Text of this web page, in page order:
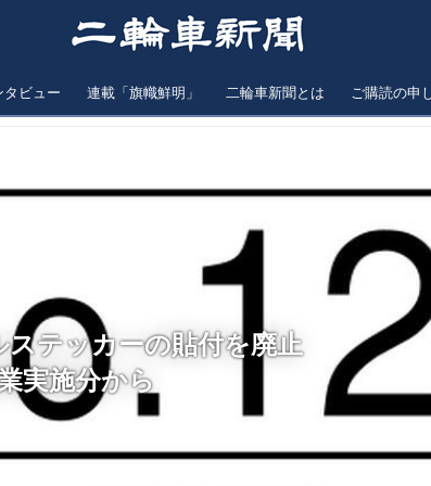
タビュー 連載「旗幟鮮明」 二輪車新聞とは ご購読の申
テッカーの貼付を廃止
実施分から